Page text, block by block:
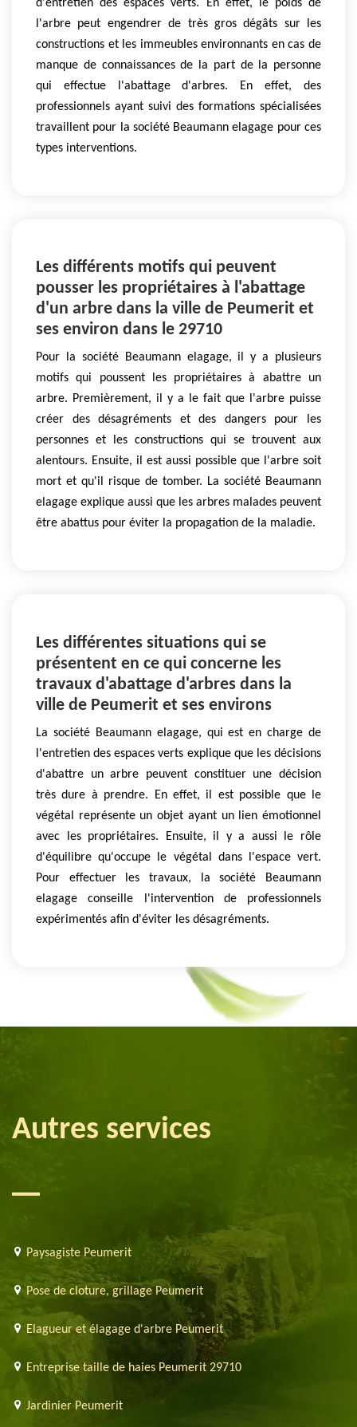
d'entretien des espaces verts. En effet, le poids de
l'arbre peut engendrer de très gros dégâts sur les
constructions et les immeubles environnants en cas de
manque de connaissances de la part de la personne
qui effectue l'abattage d'arbres. En effet, des
professionnels ayant suivi des formations spécialisées
travaillent pour la société Beaumann elagage pour ces
types interventions.
Les différents motifs qui peuvent
pousser les propriétaires à l'abattage
d'un arbre dans la ville de Peumerit et
ses environ dans le 29710
Pour la société Beaumann elagage, il y a plusieurs
motifs qui poussent les propriétaires à abattre un
arbre. Premièrement, il y a le fait que l'arbre puisse
créer des désagréments et des dangers pour les
personnes et les constructions qui se trouvent aux
alentours. Ensuite, il est aussi possible que l'arbre soit
mort et qu'il risque de tomber. La société Beaumann
elagage explique aussi que les arbres malades peuvent
être abattus pour éviter la propagation de la maladie.
Les différentes situations qui se
présentent en ce qui concerne les
travaux d'abattage d'arbres dans la
ville de Peumerit et ses environs
La société Beaumann elagage, qui est en charge de
l'entretien des espaces verts explique que les décisions
d'abattre un arbre peuvent constituer une décision
très dure à prendre. En effet, il est possible que le
végétal représente un objet ayant un lien émotionnel
avec les propriétaires. Ensuite, il y a aussi le rôle
d'équilibre qu'occupe le végétal dans l'espace vert.
Pour effectuer les travaux, la société Beaumann
elagage conseille l'intervention de professionnels
expérimentés afin d'éviter les désagréments.
Autres services
Paysagiste Peumerit
Pose de cloture, grillage Peumerit
Elagueur et élagage d'arbre Peumerit
Entreprise taille de haies Peumerit 29710
Jardinier Peumerit